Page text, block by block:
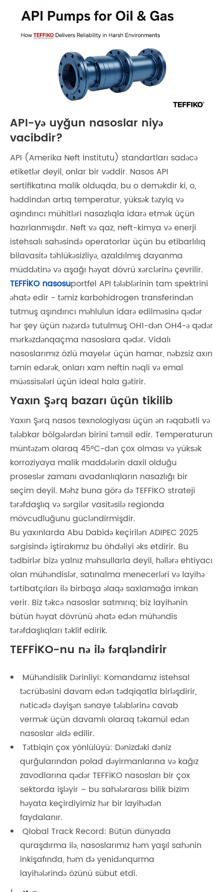
API-yə uyğun nasoslar niyə
vacibdir?
API (Amerika Neft İnstitutu) standartları sadəcə
etiketlər deyil, onlar bir vəddir. Nasos API
sertifikatına malik olduqda, bu o deməkdir ki, o,
həddindən artıq temperatur, yüksək təzyiq və
aşındırıcı mühitləri nasazlıqla idarə etmək üçün
hazırlanmışdır. Neft və qaz, neft-kimya və enerji
istehsalı sahəsində operatorlar üçün bu etibarlılıq
bilavasitə təhlükəsizliyə, azaldılmış dayanma
müddətinə və aşağı həyat dövrü xərclərinə çevrilir.
TEFFİKO nasosuportfel API tələblərinin tam spektrini
əhatə edir - təmiz karbohidrogen transferindən
tutmuş aşındırıcı məhlulun idarə edilməsinə qədər
hər şey üçün nəzərdə tutulmuş OH1-dən OH4-ə qədər
mərkəzdənqaçma nasoslara qədər. Vidalı
nasoslarımız özlü mayelər üçün hamar, nəbzsiz axın
təmin edərək, onları xam neftin nəqli və emal
müəssisələri üçün ideal hala gətirir.
Yaxın Şərq bazarı üçün tikilib
Yaxın Şərq nasos texnologiyası üçün ən rəqabətli və
tələbkar bölgələrdən birini təmsil edir. Temperaturun
müntəzəm olaraq 45°C-dən çox olması və yüksək
korroziyaya malik maddələrin daxil olduğu
proseslər zamanı avadanlıqların nasazlığı bir
seçim deyil. Məhz buna görə də TEFFİKO strateji
tərəfdaşlıq və sərgilər vasitəsilə regionda
mövcudluğunu gücləndirmişdir.
Bu yaxınlarda Abu Dabidə keçirilən ADIPEC 2025
sərgisində iştirakımız bu öhdəliyi əks etdirir. Bu
tədbirlər bizə yalnız məhsullarla deyil, həllərə ehtiyacı
olan mühəndislər, satınalma menecerləri və layihə
tərtibatçıları ilə birbaşa əlaqə saxlamağa imkan
verir. Biz təkcə nasoslar satmırıq; biz layihənin
bütün həyat dövrünü əhatə edən mühəndis
tərəfdaşlıqları təklif edirik.
TEFFİKO-nu nə ilə fərqləndirir
Mühəndislik Dərinliyi: Komandamız istehsal
təcrübəsini davam edən tədqiqatla birləşdirir,
nəticədə dəyişən sənaye tələblərinə cavab
vermək üçün davamlı olaraq təkamül edən
nasoslar əldə edilir.
Tətbiqin çox yönlülüyü: Dənizdəki dəniz
qurğularından polad dəyirmanlarına və kağız
zavodlarına qədər TEFFİKO nasosları bir çox
sektorda işləyir – bu sahələrarası bilik bizim
həyata keçirdiyimiz hər bir layihədən
faydalanır.
Qlobal Track Record: Bütün dünyada
quraşdırma ilə, nasoslarımız həm yaşıl sahənin
inkişafında, həm də yenidənqurma
layihələrində özünü sübut etdi.